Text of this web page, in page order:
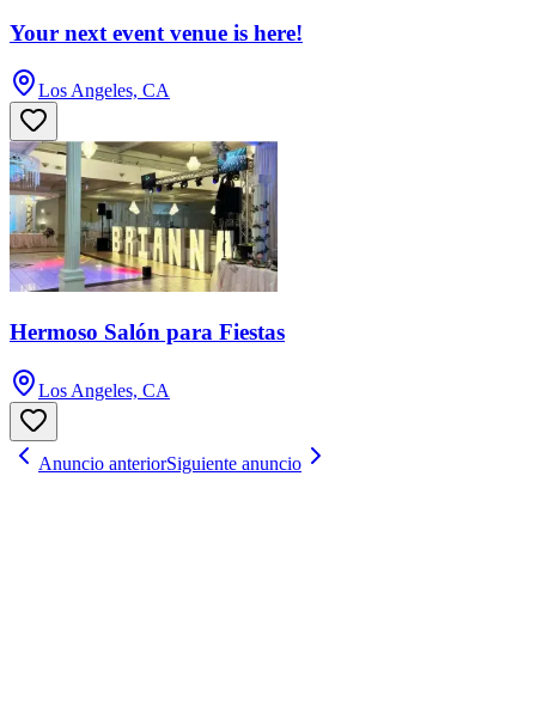
Your next event venue is here!
Los Angeles, CA
Hermoso Salón para Fiestas
Los Angeles, CA
Anuncio anteriorSiguiente anuncio